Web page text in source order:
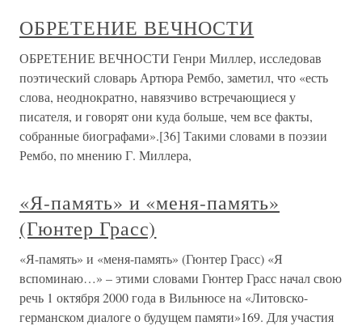
ОБРЕТЕНИЕ ВЕЧНОСТИ
ОБРЕТЕНИЕ ВЕЧНОСТИ Генри Миллер, исследовав
поэтический словарь Артюра Рембо, заметил, что «есть
слова, неоднократно, навязчиво встречающиеся у
писателя, и говорят они куда больше, чем все факты,
собранные биографами».[36] Такими словами в поэзии
Рембо, по мнению Г. Миллера,
«Я-память» и «меня-память»
(Гюнтер Грасс)
«Я-память» и «меня-память» (Гюнтер Грасс) «Я
вспоминаю…» – этими словами Гюнтер Грасс начал свою
речь 1 октября 2000 года в Вильнюсе на «Литовско-
германском диалоге о будущем памяти»169. Для участия